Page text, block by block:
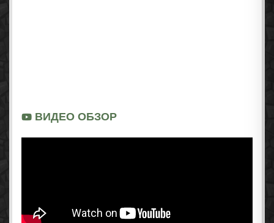
ВИДЕО ОБЗОР